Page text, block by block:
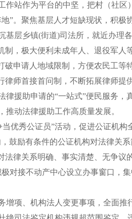
站作为平台的中坚，把村（社区
”。聚焦基层人才短缺现状，积极
层乡镇(街道)司法所，就近办理各
，极大便利未成年人、退役军人
申请人地域限制，方便农民工等
师首接首问制，不断拓展律师提
援助申请的“一站式”便民服务，
动法律援助工作高质量发展。
优秀公证员”活动，促进公证机
鼓励有条件的公证机构对法律关
律关系明确、事实清楚、无争议
对接不动产中心设立办事窗口，
项、机构法人变更事项，全面推